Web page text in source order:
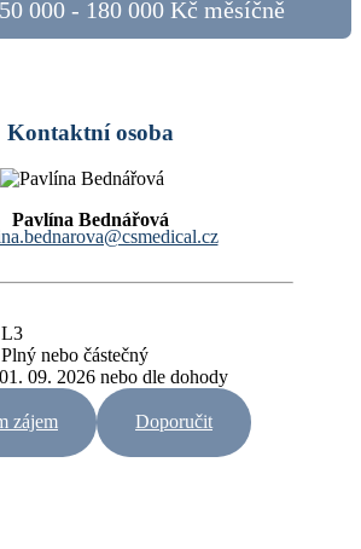
000 - 180 000 Kč měsíčně
Kontaktní osoba
Pavlína Bednářová
Plný nebo částečný
09. 2026 nebo dle dohody
zájem Doporučit